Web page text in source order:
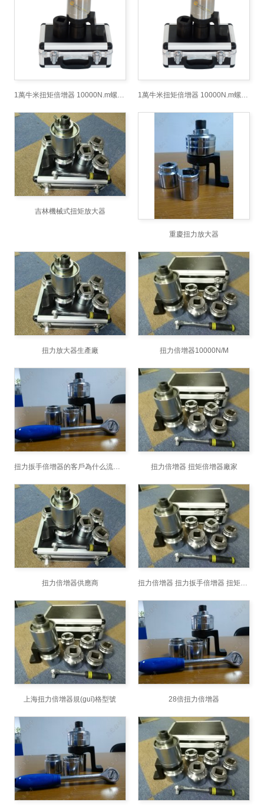
吉林機械式扭矩放大器
重慶扭力放大器
扭力放大器生產廠 扭力倍增器10000N/M
扭力扳手倍增器的客戶為什么流失該如何防止呢 扭力倍增器 扭矩倍增器廠家
扭力倍增器供應商 扭力倍增器 扭力扳手倍增器 扭矩倍增器廠家
上海扭力倍增器規(guī)格型號 28倍扭力倍增器